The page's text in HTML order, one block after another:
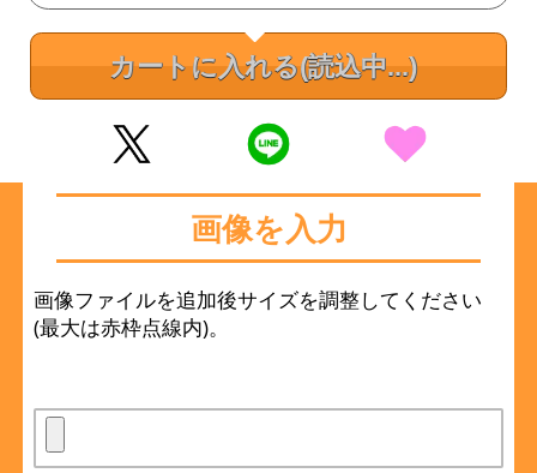
カートに入れる(読込中...)
画像を入力
画像ファイルを追加後サイズを調整してください
(最大は赤枠点線内)。